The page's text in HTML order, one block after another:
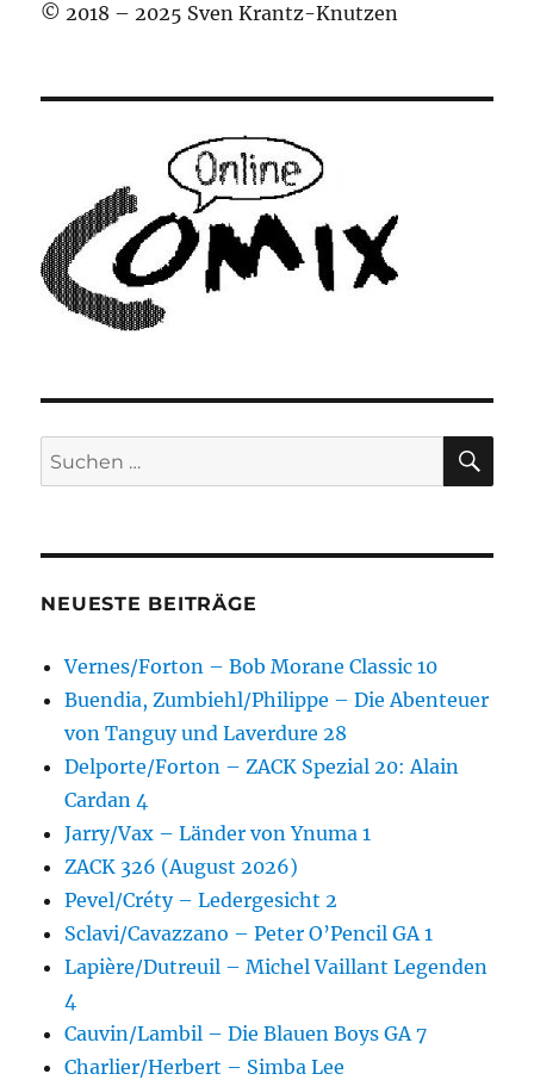
© 2018 – 2025 Sven Krantz-Knutzen
Suchen
nach:
NEUESTE BEITRÄGE
Vernes/Forton – Bob Morane Classic 10
Buendia, Zumbiehl/Philippe – Die Abenteuer
von Tanguy und Laverdure 28
Delporte/Forton – ZACK Spezial 20: Alain
Cardan 4
Jarry/Vax – Länder von Ynuma 1
ZACK 326 (August 2026)
Pevel/Créty – Ledergesicht 2
Sclavi/Cavazzano – Peter O’Pencil GA 1
Lapière/Dutreuil – Michel Vaillant Legenden
4
Cauvin/Lambil – Die Blauen Boys GA 7
Charlier/Herbert – Simba Lee